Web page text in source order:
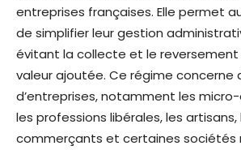
entreprises françaises. Elle permet
de simplifier leur gestion
évitant la collecte et le reversement
valeur ajoutée. Ce régime concerne
d’entreprises, notamment les
les professions libérales, les artisans,
commerçants et certaines sociétés